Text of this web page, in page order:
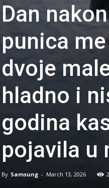
Dan
punica
dvoje
hladno i
godina
pojavila u
By Samsung - March 13, 2026